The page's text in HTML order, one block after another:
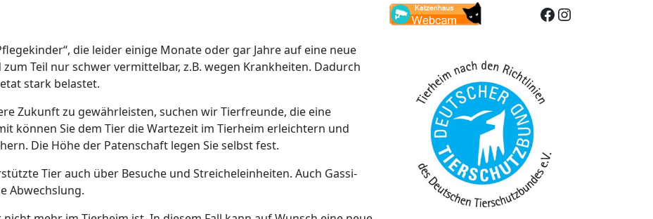
die leider einige Monate oder gar Jahre auf eine neue
Teil nur schwer vermittelbar, z.B. wegen Krankheiten. Dadurch
stark belastet.
Zukunft zu gewährleisten, suchen wir Tierfreunde, die eine
können Sie dem Tier die Wartezeit im Tierheim erleichtern und
Die Höhe der Patenschaft legen Sie selbst fest.
Tier auch über Besuche und Streicheleinheiten. Auch Gassi-
Abwechslung.
Facebook Instagram